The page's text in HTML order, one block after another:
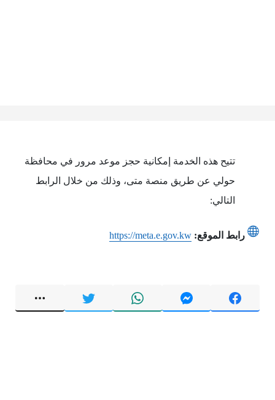
تتيح هذه الخدمة إمكانية حجز موعد مرور في محافظة
حولي عن طريق منصة متى، وذلك من خلال الرابط
التالي:
رابط الموقع: https://meta.e.gov.kw